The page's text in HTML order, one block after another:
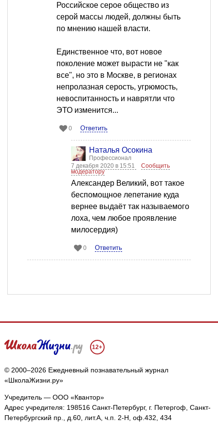
Российское серое общество из
серой массы людей, должны быть
по мнению нашей власти.
Единственное что, вот новое
поколение может вырасти не "как
все", но это в Москве, в регионах
непролазная серость, угрюмость,
невоспитанность и наврятли что
ЭТО изменится...
0 Ответить
Наталья Осокина
Профессионал
7 декабря 2020 в 15:51
Сообщить
модератору
Александер Великий, вот такое
беспомощное лепетание куда
вернее выдаёт так называемого
лоха, чем любое проявление
милосердия)
0 Ответить
12+
© 2000–2026 Ежедневный познавательный журнал
«ШколаЖизни.ру»
Учредитель — ООО «Квантор»
Адрес учредителя: 198516 Санкт-Петербург, г. Петергоф, Санкт-
Петербургский пр., д.60, лит.А, ч.п. 2-Н, оф.432, 434